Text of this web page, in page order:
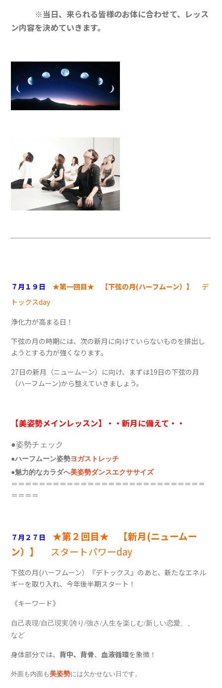
※当日、来られる皆様のお体に合わせて、レッス
ン内容を決めていきます。
７月１９日 ★第一回目★ 【下弦の月(ハーフムーン）】
デ
トックスday
浄化力が高まる日！
下弦の月の時期には、次の新月に向けていらないものを排出し
ようとする力が強くなります。
27日の新月（ニュームーン）に向け、まずは19日の下弦の月
（ハーフムーン)から整えていきましょう。
【美姿勢メインレッスン】・・新月に備えて・・
●姿勢チェック
●ハーフムーン姿勢ヨガストレッチ
●魅力的なカラダへ美姿勢ダンスエクササイズ
＝＝＝＝＝＝＝＝＝＝＝＝＝＝＝＝＝＝＝＝＝＝＝＝＝＝＝＝
＝＝＝＝
７月２７日
★第２回目★ 【新月(ニュームー
ン）】
スタートパワーday
下弦の月(ハーフムーン）『デトックス』のあと、新たなエネル
ギーを取り入れ、今年後半期スタート！
《キーワード》
自己表現/自己現実/誇り/強さ/人生を楽しむ/新しい恋愛、、
など
身体部分では、 背中、背骨、血液循環を象徴！
外面も内面も美姿勢には欠かせない日です。